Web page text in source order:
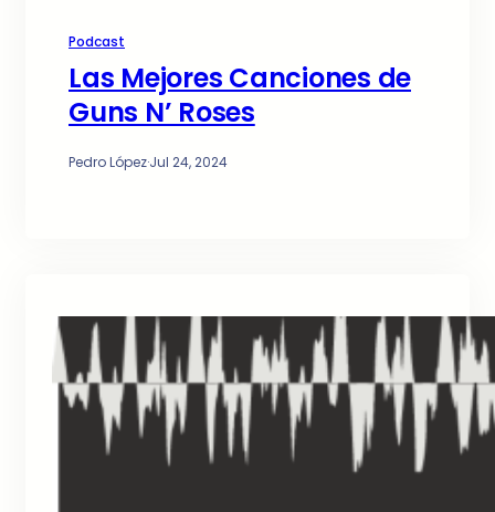
Podcast
Las Mejores Canciones de
Guns N’ Roses
Pedro López·Jul 24, 2024